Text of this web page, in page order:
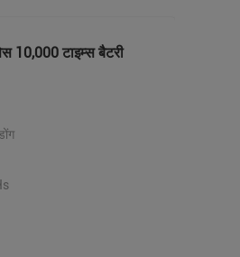
10,000 टाइम्स बैटरी